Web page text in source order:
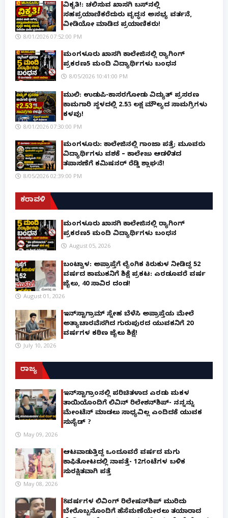
ವಿಕೃತಿ!: ಚಲಿಸುವ ಖಾಸಗಿ ಬಸ್‌ನಲ್ಲಿ
ಸಹಪ್ರಯಾಣಿಕರೆದುರು ವೃದ್ಧನ ಅಸಭ್ಯ ವರ್ತನೆ,
ವೀಡಿಯೋ ಮಾಡಿದ ಪ್ರಯಾಣಿಕರು!
8/01/2026 07:52:00 PM
ಮಂಗಳೂರು ಖಾಸಗಿ ಕಾಲೇಜಿನಲ್ಲಿ ರ‌್ಯಾಗಿಂಗ್
ಪ್ರಕರಣ5 ಮಂದಿ ವಿದ್ಯಾರ್ಥಿಗಳು ಬಂಧನ
8/05/2026 10:41:00 PM
ಮುಲ್ಕಿ: ಉಡುಪಿ-ಕಾಸರಗೋಡು ವಿದ್ಯುತ್ ಪ್ರಸರಣ
ಕಾಮಗಾರಿ ಸ್ಥಳದಲ್ಲಿ ₹2.53 ಲಕ್ಷ ಮೌಲ್ಯದ ಸಾಮಗ್ರಿಗಳು
ಕಳವು!
8/01/2026 07:30:00 PM
ಮಂಗಳೂರು: ಕಾಲೇಜಿನಲ್ಲಿ ಗಾಂಜಾ ಪತ್ತೆ; ಮೂವರು
ವಿದ್ಯಾರ್ಥಿಗಳು ವಶಕ್ಕೆ – ಕಾಲೇಜು ಆಡಳಿತದ
ತಪಾಸಣೆಗೆ ಕಮಿಷನರ್ ರೆಡ್ಡಿ ಶ್ಲಾಘನೆ!
8/05/2026 02:39:00 PM
ಕರಾವಳಿ
ಮಂಗಳೂರು ಖಾಸಗಿ ಕಾಲೇಜಿನಲ್ಲಿ ರ‌್ಯಾಗಿಂಗ್
ಪ್ರಕರಣ5 ಮಂದಿ ವಿದ್ಯಾರ್ಥಿಗಳು ಬಂಧನ
August 05, 2026
ಬಂಟ್ವಾಳ: ಅಪ್ರಾಪ್ತೆಗೆ ಲೈಂಗಿಕ ಕಿರುಕುಳ ನೀಡಿದ್ದ 52
ವರ್ಷದ ಕಾಮುಕನಿಗೆ ಶಿಕ್ಷೆ ಪ್ರಕಟ: ಎರಡೂವರೆ ವರ್ಷ
ಜೈಲು, ₹40 ಸಾವಿರ ದಂಡ!
August 01, 2026
ಇನ್‌ಸ್ಟಾಗ್ರಾಮ್ ಸ್ನೇಹ ಬೆಳೆಸಿ ಅಪ್ರಾಪ್ತೆಯ ಮೇಲೆ
ಅತ್ಯಾಚಾರವೆಸಗಿದ ಗುರುಪುರದ ಯುವಕನಿಗೆ 20
ವರ್ಷಗಳ ಕಠಿಣ ಜೈಲು ಶಿಕ್ಷೆ!
July 10, 2026
ರಾಜ್ಯ
ಇನ್​ಸ್ಟಾಗ್ರಾಂನಲ್ಲಿ ಪರಿಚಿತಳಾದ ಎರಡು ಮಕ್ಕಳ
ತಾಯಿಯೊಂದಿಗೆ ಲಿವಿನ್ ರಿಲೇಶನ್​ಶಿಪ್- ನನ್ನನ್ನು
ಮೇಂಟೆನ್ ಮಾಡಲು ಸಾಧ್ಯವಿಲ್ಲ ಎಂದಿದಕ್ಕೆ ಯುವಕ
ಸುಸೈಡ್ ?
May 09, 2026
ಆಟವಾಡುತ್ತಿದ್ದ ಒಂದೂವರೆ ವರ್ಷದ ಮಗು
ಕಾಫಿತೋಟದಲ್ಲಿ ನಾಪತ್ತೆ- 12ಗಂಟೆಗಳ ಬಳಿಕ
ಸುರಕ್ಷಿತವಾಗಿ ಪತ್ತೆ
May 08, 2026
8ವರ್ಷಗಳ ಲಿವಿಂಗ್‌ ರಿಲೇಷನ್‌ಶಿಪ್ ಮುರಿದು
ಬೇರೊಬ್ಬನೊಂದಿಗೆ ಹೆಸೆಮಣೆಯೇರಲು ತಯಾರಾದ